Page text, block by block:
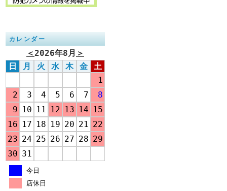
カレンダー
＜ 2026年8月 ＞
日
月 火 水 木 金
土
1
2
3 4 5 6 7
8
9 10 11 12 13 14 15
16 17 18 19 20 21 22
23 24 25 26 27 28 29
30 31
今日
店休日